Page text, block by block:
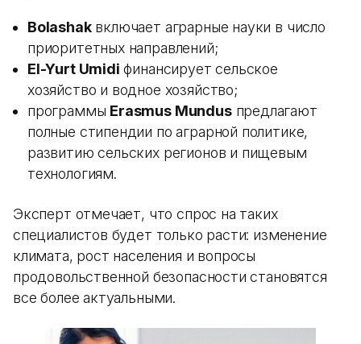
Bolashakвключает аграрные науки в число
приоритетных направлений;
El-Yurt Umidi финансирует сельское
хозяйство и водное хозяйство;
программы Erasmus Mundusпредлагают
полные стипендии по аграрной политике,
развитию сельских регионов и пищевым
технологиям.
Эксперт отмечает, что спрос на таких
специалистов будет только расти: изменение
климата, рост населения и вопросы
продовольственной безопасности становятся
все более актуальными.